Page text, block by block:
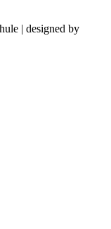
| designed by